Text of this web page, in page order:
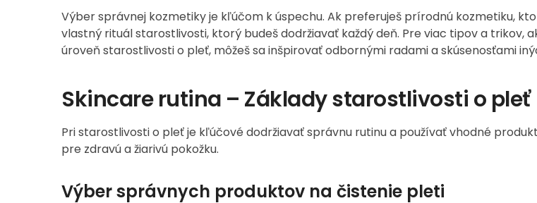
Výber správnej kozmetiky je kľúčom k úspechu. Ak preferuješ prírodnú kozmetiku,
vlastný rituál starostlivosti, ktorý budeš dodržiavať každý deň. Pre viac tipov a trikov,
úroveň starostlivosti o pleť, môžeš sa inšpirovať odbornými radami a skúsenosťami
Skincare rutina – Základy starostlivosti o pleť
Pri starostlivosti o pleť je kľúčové dodržiavať správnu rutinu a používať vhodné
pre zdravú a žiarivú pokožku.
Výber správnych produktov na čistenie pleti